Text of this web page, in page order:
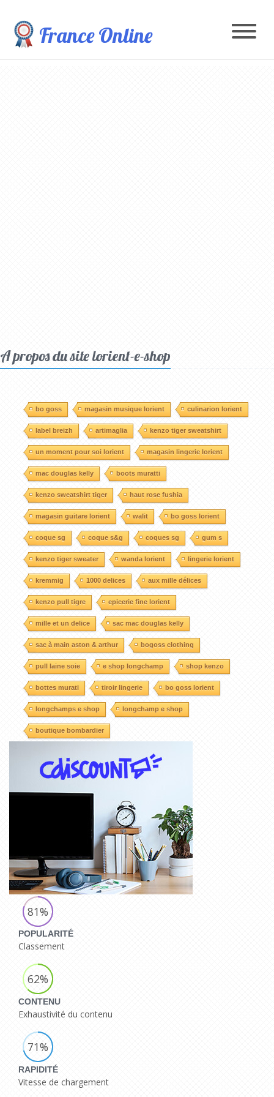
France Online
A propos du site lorient-e-shop
bo goss magasin musique lorient culinarion lorient
label breizh artimaglia kenzo tiger sweatshirt
un moment pour soi lorient magasin lingerie lorient
mac douglas kelly boots muratti
kenzo sweatshirt tiger haut rose fushia
magasin guitare lorient walit bo goss lorient
coque sg coque s&g coques sg gum s
kenzo tiger sweater wanda lorient lingerie lorient
kremmig 1000 delices aux mille délices
kenzo pull tigre epicerie fine lorient
mille et un delice sac mac douglas kelly
sac à main aston & arthur bogoss clothing
pull laine soie e shop longchamp shop kenzo
bottes murati tiroir lingerie bo goss lorient
longchamps e shop longchamp e shop
boutique bombardier
81%
POPULARITÉ
Classement
62%
CONTENU
Exhaustivité du contenu
71%
RAPIDITÉ
Vitesse de chargement